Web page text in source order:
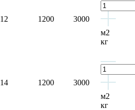
12 1200
3000
м2
кг
14 1200
3000
м2
кг